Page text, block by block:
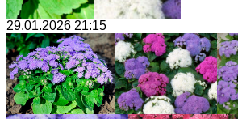
29.01.2026 21:15